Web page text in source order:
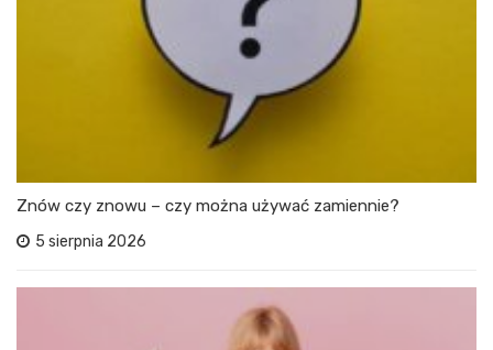
Znów czy znowu – czy można używać zamiennie?
5 sierpnia 2026